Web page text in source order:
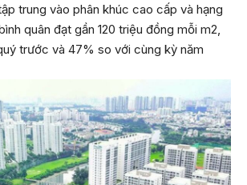
trung vào phân khúc cao cấp và hạng
quân đạt gần 120 triệu đồng mỗi m2,
trước và 47% so với cùng kỳ năm